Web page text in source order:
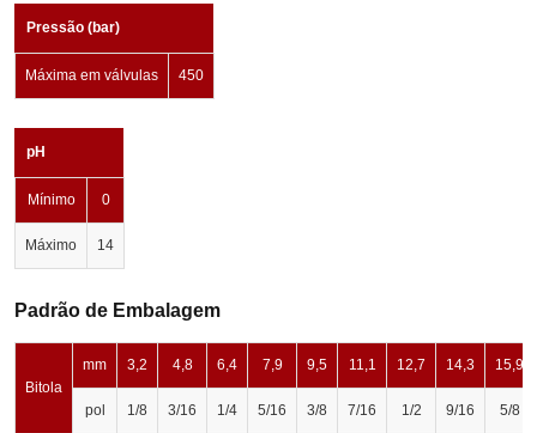
Pressão (bar)
Máxima em válvulas 450
pH
Mínimo 0
Máximo 14
Padrão de Embalagem
Bitola
mm 3,2 4,8 6,4 7,9 9,5 11,1 12,7 14,3 15,9
pol 1/8 3/16 1/4 5/16 3/8 7/16 1/2 9/16 5/8